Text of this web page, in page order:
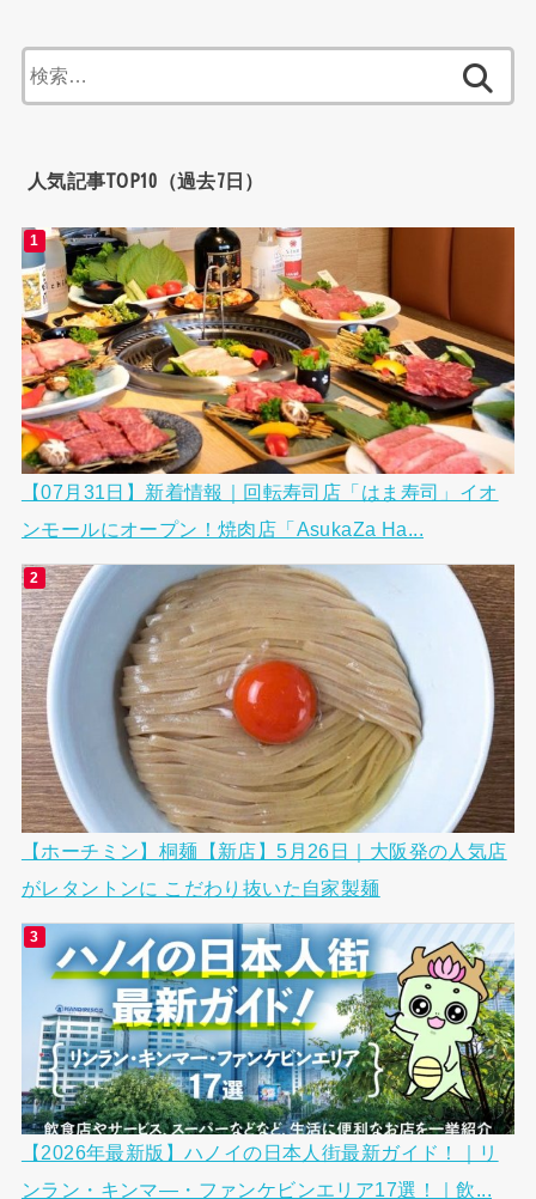
索:
人気記事TOP10（過去7日）
【07月31日】新着情報｜回転寿司店「はま寿司」イオ
ンモールにオープン！焼肉店「AsukaZa Ha...
【ホーチミン】桐麺【新店】5月26日｜大阪発の人気店
がレタントンに こだわり抜いた自家製麺
【2026年最新版】ハノイの日本人街最新ガイド！｜リ
ンラン・キンマ―・ファンケビンエリア17選！｜飲...